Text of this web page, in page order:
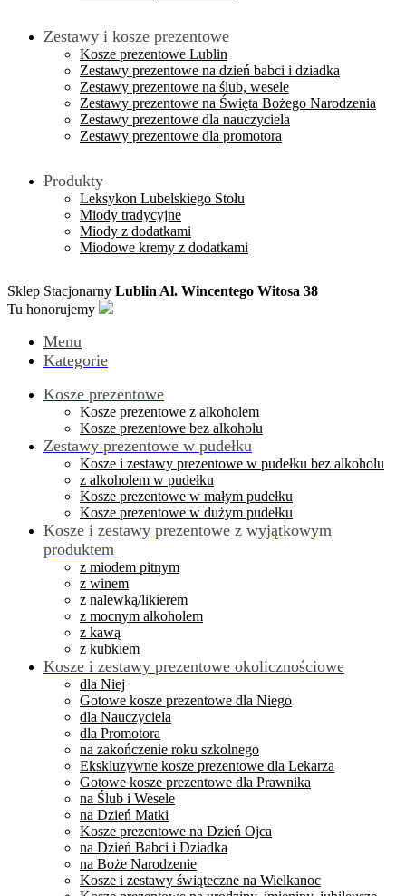
Zestawy i kosze prezentowe
Kosze prezentowe Lublin
Zestawy prezentowe na dzień babci i dziadka
Zestawy prezentowe na ślub, wesele
Zestawy prezentowe na Święta Bożego Narodzenia
Zestawy prezentowe dla nauczyciela
Zestawy prezentowe dla promotora
Produkty
Leksykon Lubelskiego Stołu
Miody tradycyjne
Miody z dodatkami
Miodowe kremy z dodatkami
Sklep Stacjonarny Lublin Al. Wincentego Witosa 38
Tu honorujemy
Menu
Kategorie
Kosze prezentowe
Kosze prezentowe z alkoholem
Kosze prezentowe bez alkoholu
Zestawy prezentowe w pudełku
Kosze i zestawy prezentowe w pudełku bez alkoholu
z alkoholem w pudełku
Kosze prezentowe w małym pudełku
Kosze prezentowe w dużym pudełku
Kosze i zestawy prezentowe z wyjątkowym
produktem
z miodem pitnym
z winem
z nalewką/likierem
z mocnym alkoholem
z kawą
z kubkiem
Kosze i zestawy prezentowe okolicznościowe
dla Niej
Gotowe kosze prezentowe dla Niego
dla Nauczyciela
dla Promotora
na zakończenie roku szkolnego
Ekskluzywne kosze prezentowe dla Lekarza
Gotowe kosze prezentowe dla Prawnika
na Ślub i Wesele
na Dzień Matki
Kosze prezentowe na Dzień Ojca
na Dzień Babci i Dziadka
na Boże Narodzenie
Kosze i zestawy świąteczne na Wielkanoc